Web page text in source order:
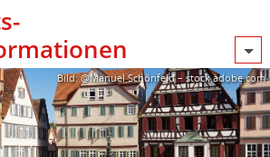
Bild: @Manuel Schönfeld – stock.adobe.com